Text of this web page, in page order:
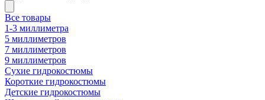
Все товары
1-3 миллиметра
5 миллиметров
7 миллиметров
9 миллиметров
Сухие гидрокостюмы
Короткие гидрокостюмы
Детские гидрокостюмы